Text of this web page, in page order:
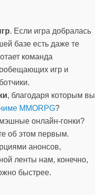
. Если игра добралась
базе есть даже те
команда
игр и
, благодаря которым вы
MMORPG?
онлайн-гонки?
об этом первым.
анонсов,
ленты нам, конечно,
быстрее.